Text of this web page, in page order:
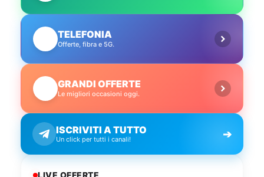
TELEFONIA
Offerte, fibra e 5G.
GRANDI OFFERTE
Le migliori occasioni oggi.
ISCRIVITI A TUTTO
Un click per tutti i canali! ➔
LIVE OFFERTE